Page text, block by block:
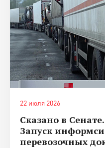
22 июля 2026
Сказано в
Запуск
перевозочных